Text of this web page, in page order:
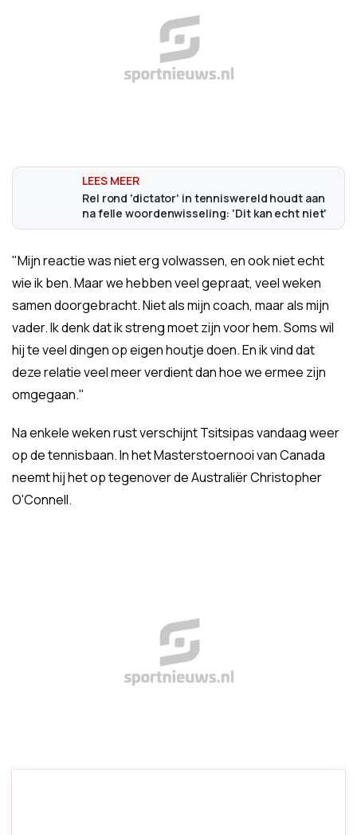
Rel rond 'dictator' in tenniswereld houdt aan
na felle woordenwisseling: 'Dit kan echt niet'
"Mijn reactie was niet erg volwassen, en ook niet echt
wie ik ben. Maar we hebben veel gepraat, veel weken
samen doorgebracht. Niet als mijn coach, maar als mijn
vader. Ik denk dat ik streng moet zijn voor hem. Soms wil
hij te veel dingen op eigen houtje doen. En ik vind dat
deze relatie veel meer verdient dan hoe we ermee zijn
omgegaan."
Na enkele weken rust verschijnt Tsitsipas vandaag weer
op de tennisbaan. In het Masterstoernooi van Canada
neemt hij het op tegenover de Australiër Christopher
O'Connell.